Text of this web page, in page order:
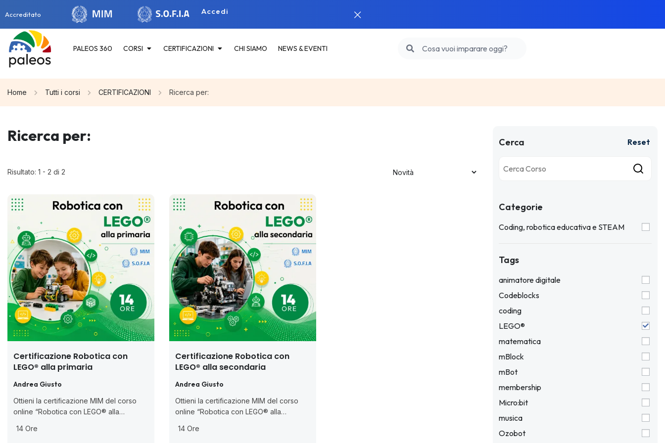
Accreditato Accedi
PALEOS 360 CORSI CERTIFICAZIONI CHI SIAMO NEWS & EVENTI
Home Tutti i corsi CERTIFICAZIONI Ricerca per:
Ricerca per:
Risultato: 1 - 2 di 2
Certificazione Robotica con
LEGO® alla primaria
Andrea Giusto
Ottieni la certificazione MIM del corso
online “Robotica con LEGO® alla
Impara ad usare i LEGO® per insegnare
14 Ore
Certificazione Robotica con
LEGO® alla secondaria
Andrea Giusto
Ottieni la certificazione MIM del corso
online “Robotica con LEGO® alla
Scopri come potenziare l’apprendimento
14 Ore
Cerca
Categorie
Coding, robotica educativa e STEAM
Tags
animatore digitale
Codeblocks
coding
LEGO®
matematica
mBlock
mBot
membership
Micro:bit
musica
Ozobot
Reset